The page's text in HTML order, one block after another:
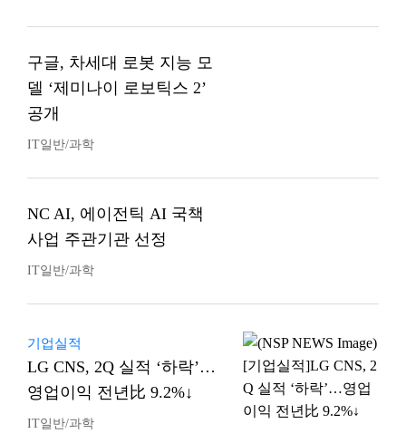
구글, 차세대 로봇 지능 모
델 ‘제미나이 로보틱스 2’
공개
IT일반/과학
NC AI, 에이전틱 AI 국책
사업 주관기관 선정
IT일반/과학
기업실적
LG CNS, 2Q 실적 ‘하락’…
영업이익 전년比 9.2%↓
IT일반/과학